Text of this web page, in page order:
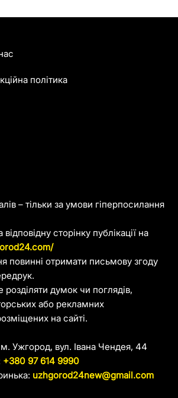
– тільки за умови гіперпосилання
сторінку публікації на
повинні отримати письмову згоду
думок чи поглядів,
або рекламних
на сайті.
Ужгород, вул. Івана Чендея, 44
+380 97 614 9990
uzhgorod24new@gmail.com
політика